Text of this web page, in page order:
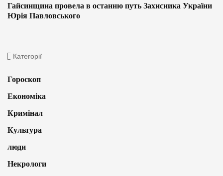
Гайсинщина провела в останню путь Захисника України
Юрія Павловського
Категорії
Гороскоп
Економіка
Кримінал
Культура
люди
Некрологи